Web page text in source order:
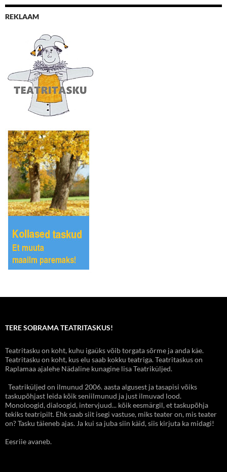
REKLAAM
TERE SOBRAMA TEATRITASKUS!
Teatritasku on koht, kuhu igaüks võib torgata sõrme ja anda käe.
Teatritasku on koht, kus elu saab kokku teatriga. Teatritaskus on
Raplamaa ajalehe Nädaline kunagine lisa Teatriküljed.
Teatriküljed on ilmunud 2006. aasta algusest ja tasapisi võiks
taskupõhjast leida kõik seniilmunud ja just ilmuvad lood.
Monoloogid, dialoogid, intervjuud... kõik eesmärgil, et taskupõhja
tekiks teatripilt. Ehk saab siit isegi vastuse, miks teater on, mis teater
on? Tasku täieneb ajas. Ja kui sa juba siin käid, siis kirjuta ka midagi!
Eesriie avaneb.